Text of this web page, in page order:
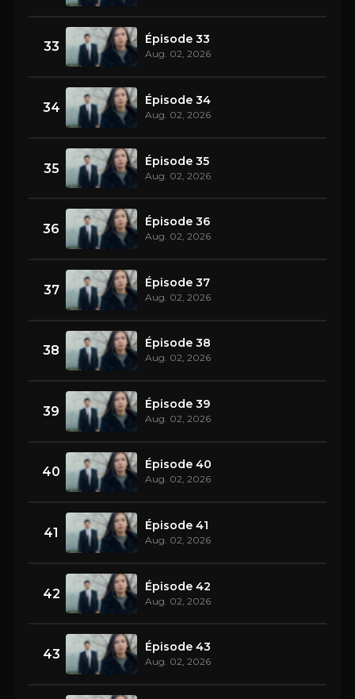
33 Épisode 33
Aug. 02, 2026
34 Épisode 34
Aug. 02, 2026
35 Épisode 35
Aug. 02, 2026
36 Épisode 36
Aug. 02, 2026
37 Épisode 37
Aug. 02, 2026
38 Épisode 38
Aug. 02, 2026
39 Épisode 39
Aug. 02, 2026
40 Épisode 40
Aug. 02, 2026
41 Épisode 41
Aug. 02, 2026
42 Épisode 42
Aug. 02, 2026
43 Épisode 43
Aug. 02, 2026